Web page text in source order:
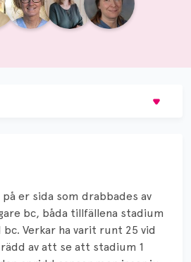
BäcklundEdegranAndersson
er sida som drabbades av
bc, båda tillfällena stadium
Verkar ha varit runt 25 vid
av att se att stadium 1